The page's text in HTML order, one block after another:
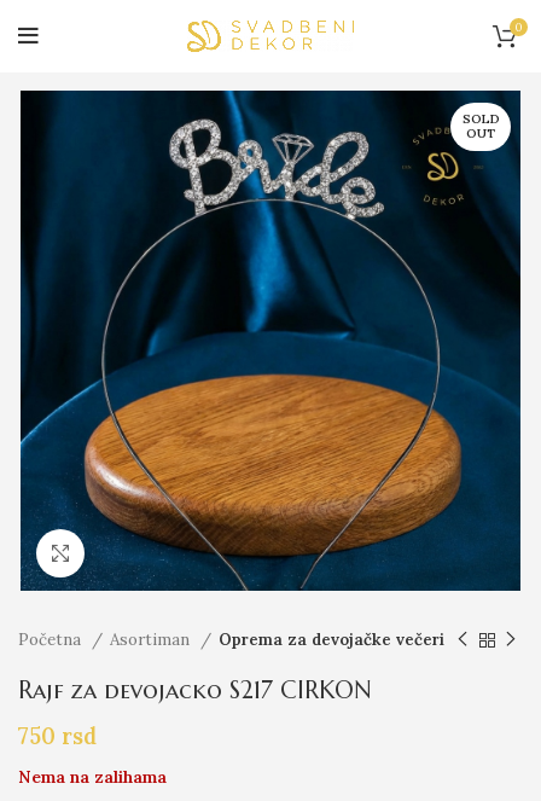
0
SOLD
OUT
Click to enlarge
Početna Asortiman Oprema za devojačke večeri
Rajf za devojacko S217 CIRKON
750 rsd
Nema na zalihama